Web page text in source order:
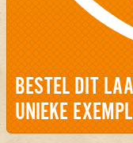
BESTEL DIT
UNIEKE